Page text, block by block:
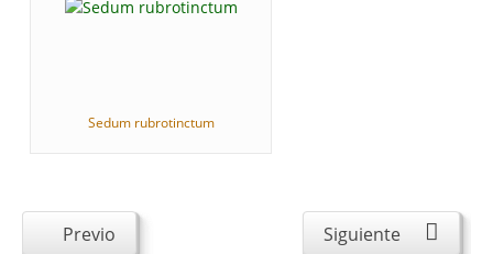
Sedum rubrotinctum
Previo Siguiente